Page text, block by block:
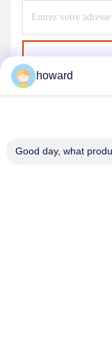
howard
Good day, what